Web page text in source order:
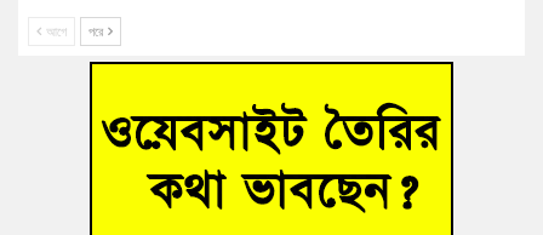
বাঁশের খুঁটিতে ভর করে টিকে আছে সেতু
জুলাই গণঅভ্যুত্থান দিবসে কুমিল্লায় শ্রদ্ধা, র‍্যালি ও সংবর্ধনা
তনু হত্যা মামলায় গ্রেফতার সাবেক সেনা সদস্য হাফিজুর রহমান
হাইকোর্টের জামিনে মুক্ত
আগে পরে